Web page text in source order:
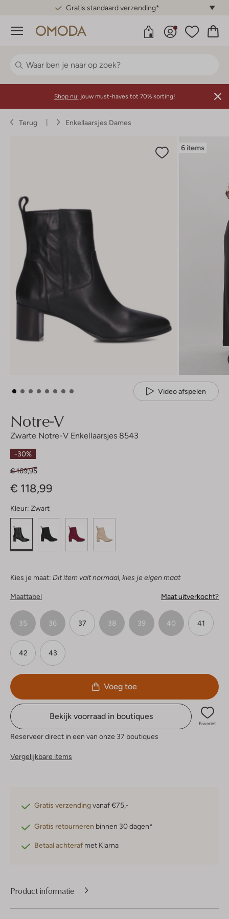
Gratis standaard verzending*
Menu
Shop nu: jouw must-haves tot 70% korting!
Terug Enkellaarsjes Dames
6 items
Video afspelen
Notre-V
Zwarte Notre-V Enkellaarsjes 8543
-30%
€ 169,95
€ 118,99
Kleur: Zwart
Kies je maat: Dit item valt normaal, kies je eigen maat
Maattabel Maat uitverkocht?
35 36 37 38 39 40 41
42 43
Voeg toe
Bekijk voorraad in boutiques
Favoriet
Reserveer direct in een van onze 37 boutiques
Vergelijkbare items
Gratis verzendingvanaf €75,-
Gratis retourneren binnen 30 dagen*
Betaal achteraf met Klarna
Product informatie